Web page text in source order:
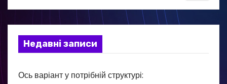
Недавні записи
Ось варіант у потрібній структурі: